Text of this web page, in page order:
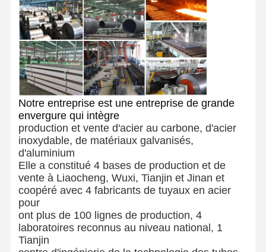
Notre entreprise est une entreprise de grande
envergure qui intègre
production et vente d'acier au carbone, d'acier
inoxydable, de matériaux galvanisés,
d'aluminium
Elle a constitué 4 bases de production et de
vente à Liaocheng, Wuxi, Tianjin et Jinan et
coopéré avec 4 fabricants de tuyaux en acier
pour
ont plus de 100 lignes de production, 4
laboratoires reconnus au niveau national, 1
Tianjin